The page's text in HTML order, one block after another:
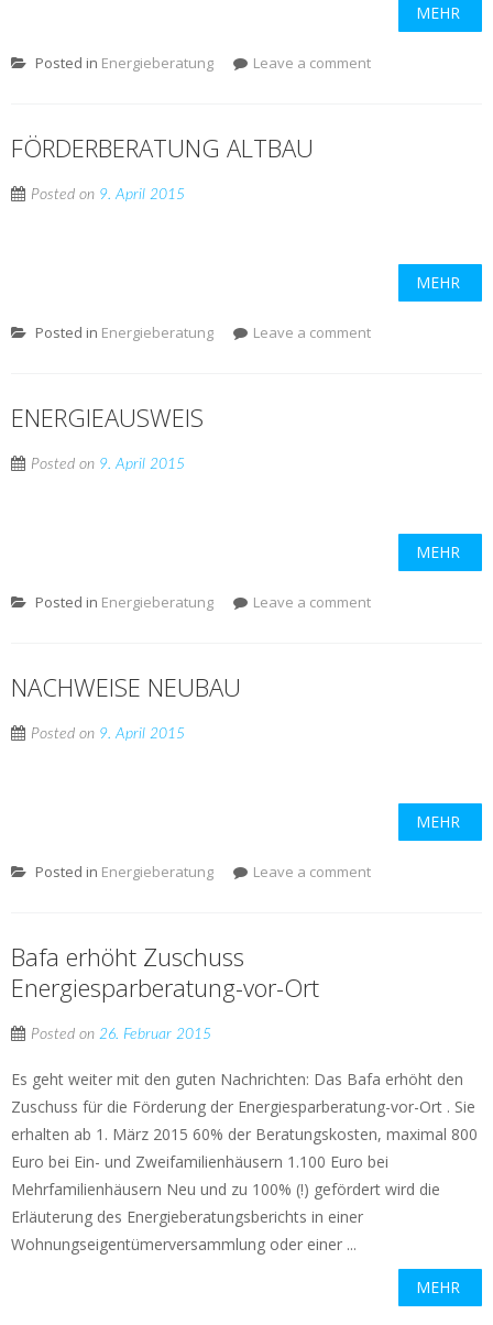
MEHR
Posted in Energieberatung Leave a comment
FÖRDERBERATUNG ALTBAU
Posted on 9. April 2015
MEHR
Posted in Energieberatung Leave a comment
ENERGIEAUSWEIS
Posted on 9. April 2015
MEHR
Posted in Energieberatung Leave a comment
NACHWEISE NEUBAU
Posted on 9. April 2015
MEHR
Posted in Energieberatung Leave a comment
Bafa erhöht Zuschuss
Energiesparberatung-vor-Ort
Posted on 26. Februar 2015
Es geht weiter mit den guten Nachrichten: Das Bafa erhöht den
Zuschuss für die Förderung der Energiesparberatung-vor-Ort . Sie
erhalten ab 1. März 2015 60% der Beratungskosten, maximal 800
Euro bei Ein- und Zweifamilienhäusern 1.100 Euro bei
Mehrfamilienhäusern Neu und zu 100% (!) gefördert wird die
Erläuterung des Energieberatungsberichts in einer
Wohnungseigentümerversammlung oder einer ...
MEHR